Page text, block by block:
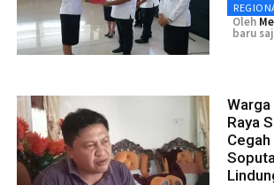
Oleh
baru
Raya